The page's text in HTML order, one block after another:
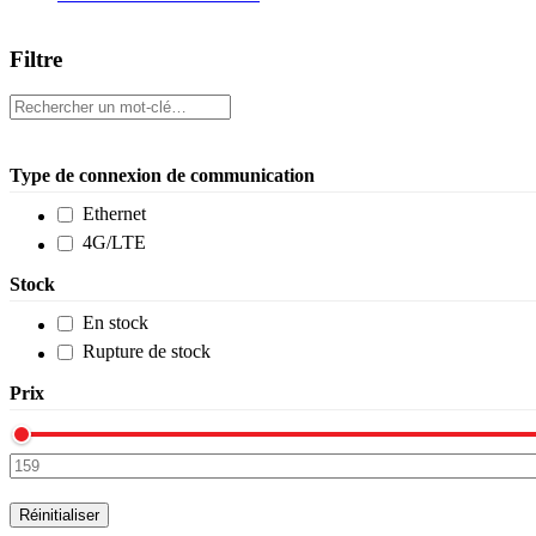
Filtre
Type de connexion de communication
Ethernet
4G/LTE
Stock
En stock
Rupture de stock
Prix
Réinitialiser